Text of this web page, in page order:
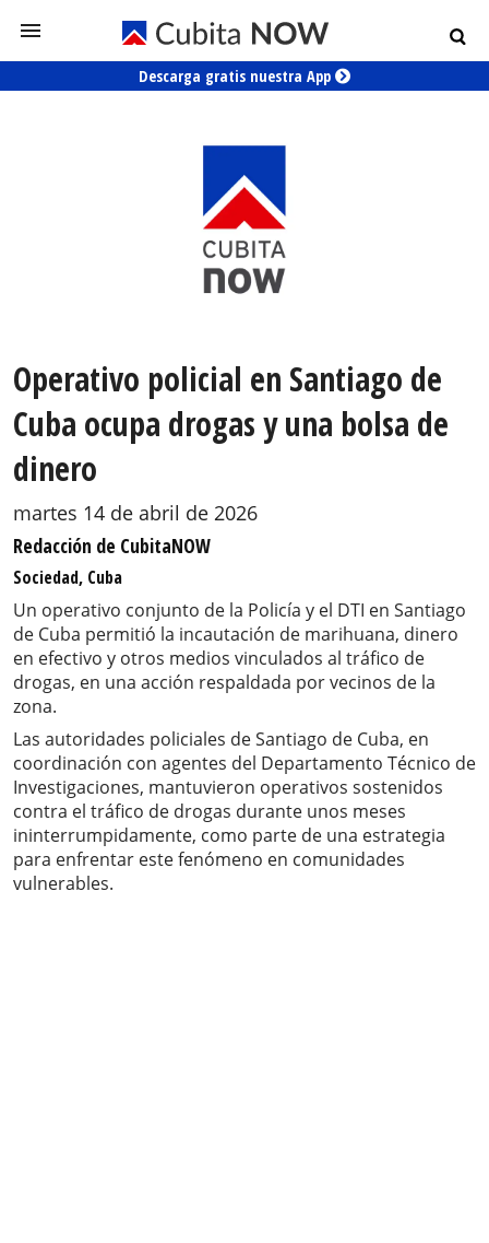
Descarga gratis nuestra App
Operativo policial en Santiago de
Cuba ocupa drogas y una bolsa de
dinero
martes 14 de abril de 2026
Redacción de CubitaNOW
Sociedad, Cuba
Un operativo conjunto de la Policía y el DTI en Santiago
de Cuba permitió la incautación de marihuana, dinero
en efectivo y otros medios vinculados al tráfico de
drogas, en una acción respaldada por vecinos de la
zona.
Las autoridades policiales de Santiago de Cuba, en
coordinación con agentes del Departamento Técnico de
Investigaciones, mantuvieron operativos sostenidos
contra el tráfico de drogas durante unos meses
ininterrumpidamente, como parte de una estrategia
para enfrentar este fenómeno en comunidades
vulnerables.